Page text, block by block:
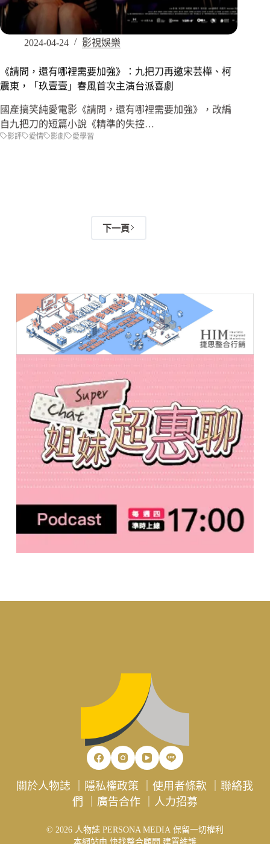
2024-04-24 影視娛樂
《請問，還有哪裡需要加強》：九把刀再邀宋芸樺、柯
震東，「玖壹壹」春風首次主演台派喜劇
國產搞笑純愛電影《請問，還有哪裡需要加強》，改編
自九把刀的短篇小說《精準的失控…
影評 愛情 影劇 愛學習
下一頁
關於人物誌 隱私權政策 ｜使用者條款 ｜聯絡我
們
廣告合作｜ 人力招募
© 2026 人物誌 PERSONA MEDIA 保留一切權利
本網站由 快找整合顧問 建置維護